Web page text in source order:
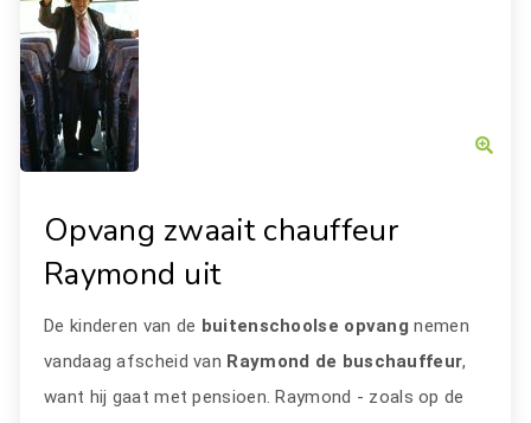
Opvang zwaait chauffeur
Raymond uit
De kinderen van de buitenschoolse opvang nemen
vandaag afscheid van Raymond de buschauffeur,
want hij gaat met pensioen. Raymond - zoals op de